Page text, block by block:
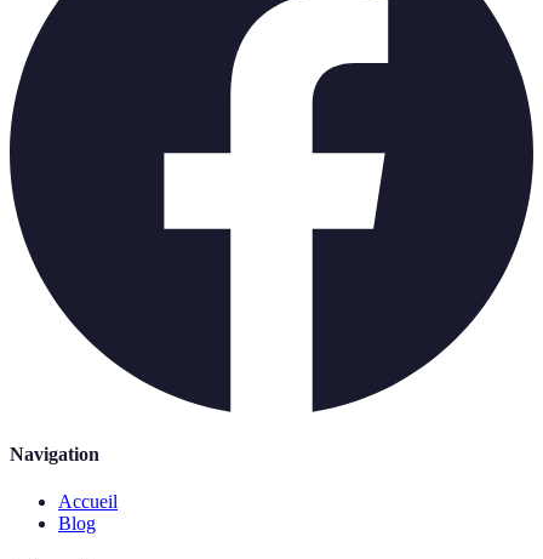
Navigation
Accueil
Blog